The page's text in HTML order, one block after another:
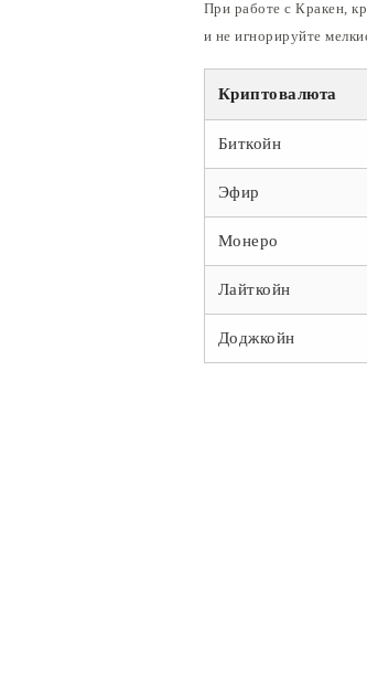
При работе с Кракен,
и не игнорируйте
Криптовалюта
Биткойн
Эфир
Монеро
Лайткойн
Доджкойн